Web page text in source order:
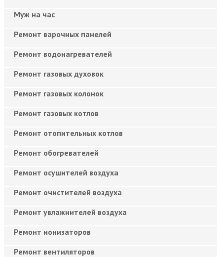
Муж на час
Ремонт варочных панелей
Ремонт водонагревателей
Ремонт газовых духовок
Ремонт газовых колонок
Ремонт газовых котлов
Ремонт отопительных котлов
Ремонт обогревателей
Ремонт осушителей воздуха
Ремонт очистителей воздуха
Ремонт увлажнителей воздуха
Ремонт ионизаторов
Ремонт вентиляторов